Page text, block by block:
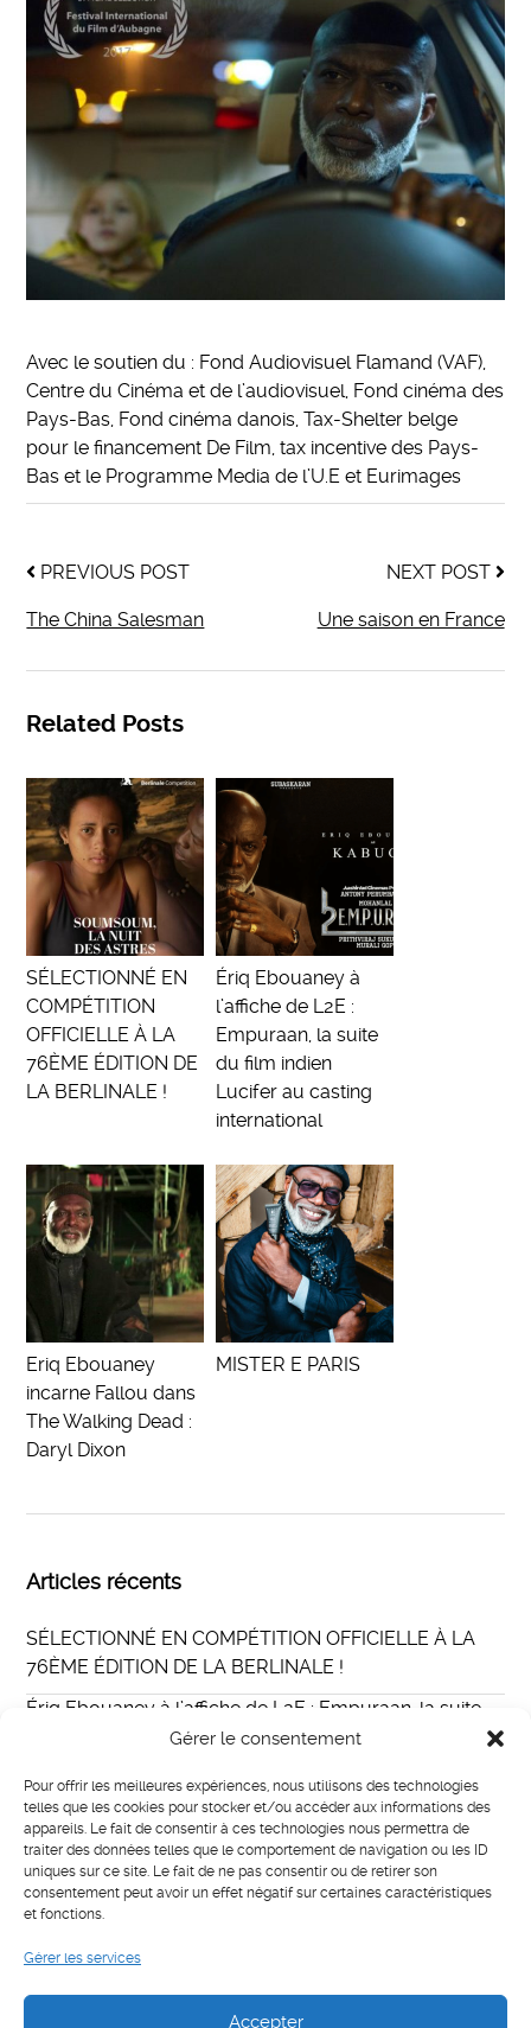
Gérer le consentement
Pour offrir les meilleures expériences, nous utilisons des technologies
telles que les cookies pour stocker et/ou accéder aux informations des
appareils. Le fait de consentir à ces technologies nous permettra de
traiter des données telles que le comportement de navigation ou les ID
uniques sur ce site. Le fait de ne pas consentir ou de retirer son
consentement peut avoir un effet négatif sur certaines caractéristiques
et fonctions.
Gérer les services
Accepter
Avec le soutien du : Fond Audiovisuel Flamand (VAF),
Centre du Cinéma et de l’audiovisuel, Fond cinéma des
Pays-Bas, Fond cinéma danois, Tax-Shelter belge
pour le financement De Film, tax incentive des Pays-
Bas et le Programme Media de l’U.E et Eurimages
PREVIOUS POST
The China Salesman
NEXT POST
Une saison en France
Related Posts
SÉLECTIONNÉ EN
COMPÉTITION
OFFICIELLE À LA
76ÈME ÉDITION DE
LA BERLINALE !
Ériq Ebouaney à
l’affiche de L2E :
Empuraan, la suite
du film indien
Lucifer au casting
international
Eriq Ebouaney
incarne Fallou dans
The Walking Dead :
Daryl Dixon
MISTER E PARIS
Articles récents
SÉLECTIONNÉ EN COMPÉTITION OFFICIELLE À LA
76ÈME ÉDITION DE LA BERLINALE !
Ériq Ebouaney à l’affiche de L2E : Empuraan, la suite
du film indien Lucifer au casting international
Eriq Ebouaney incarne Fallou dans The Walking Dead :
Daryl Dixon
MISTER E PARIS
LIAISON
Catégories